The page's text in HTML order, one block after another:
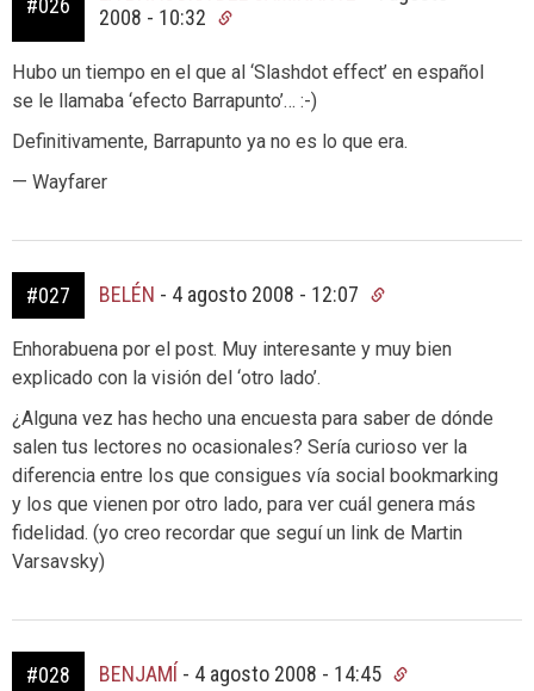
#026
2008 - 10:32
Hubo un tiempo en el que al ‘Slashdot effect’ en español
se le llamaba ‘efecto Barrapunto’… :-)
Definitivamente, Barrapunto ya no es lo que era.
— Wayfarer
#027 BELÉN - 4 agosto 2008 - 12:07
Enhorabuena por el post. Muy interesante y muy bien
explicado con la visión del ‘otro lado’.
¿Alguna vez has hecho una encuesta para saber de dónde
salen tus lectores no ocasionales? Sería curioso ver la
diferencia entre los que consigues vía social bookmarking
y los que vienen por otro lado, para ver cuál genera más
fidelidad. (yo creo recordar que seguí un link de Martin
Varsavsky)
#028 BENJAMÍ - 4 agosto 2008 - 14:45